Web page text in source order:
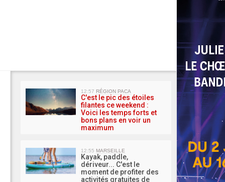
MA
12:57 RÉGION PACA
C'est le pic des étoiles
filantes ce weekend :
Voici les temps forts et
bons plans en voir un
maximum
12:55 MARSEILLE
Kayak, paddle,
dériveur... C'est le
moment de profiter des
activités gratuites de